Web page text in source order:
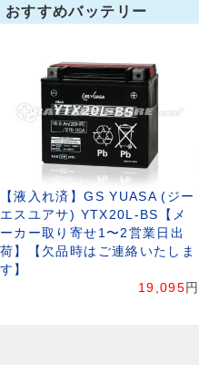
おすすめバッテリー
【液入れ済】GS YUASA (ジー
エスユアサ) YTX20L-BS【メ
ーカー取り寄せ1〜2営業日出
荷】【欠品時はご連絡いたしま
す】
19,095 円